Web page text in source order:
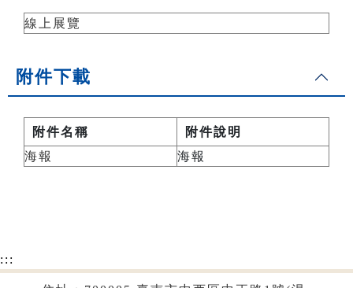
線上展覽
附件下載
附件名稱
附件說明
海報
海報
:::